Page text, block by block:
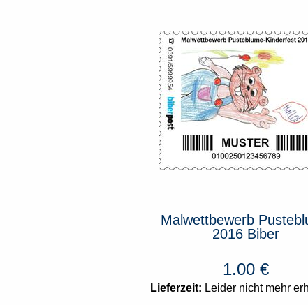
Malwettbewerb
2016 Biber
1.00 €
Lieferzeit: Leider nicht mehr